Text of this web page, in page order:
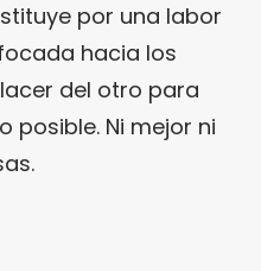
por una labor
hacia los
del otro para
posible. Ni mejor ni